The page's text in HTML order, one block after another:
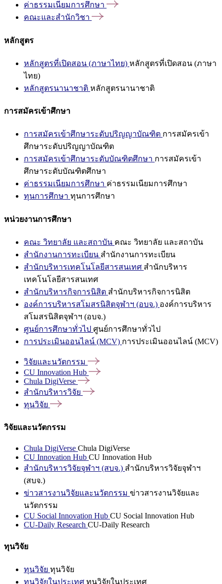
ค่าธรรมเนียมการศึกษา
คณะและสำนักวิชา
หลักสูตร
หลักสูตรที่เปิดสอน (ภาษาไทย) หลักสูตรที่เปิดสอน (ภาษา
ไทย)
หลักสูตรนานาชาติ หลักสูตรนานาชาติ
การสมัครเข้าศึกษา
การสมัครเข้าศึกษาระดับปริญญาบัณฑิต การสมัครเข้า
ศึกษาระดับปริญญาบัณฑิต
การสมัครเข้าศึกษาระดับบัณฑิตศึกษา การสมัครเข้า
ศึกษาระดับบัณฑิตศึกษา
ค่าธรรมเนียมการศึกษา ค่าธรรมเนียมการศึกษา
ทุนการศึกษา ทุนการศึกษา
หน่วยงานการศึกษา
คณะ วิทยาลัย และสถาบัน คณะ วิทยาลัย และสถาบัน
สำนักงานการทะเบียน สำนักงานการทะเบียน
สำนักบริหารเทคโนโลยีสารสนเทศ สำนักบริหาร
เทคโนโลยีสารสนเทศ
สำนักบริหารกิจการนิสิต สำนักบริหารกิจการนิสิต
องค์การบริหารสโมสรนิสิตจุฬาฯ (อบจ.) องค์การบริหาร
สโมสรนิสิตจุฬาฯ (อบจ.)
ศูนย์การศึกษาทั่วไป ศูนย์การศึกษาทั่วไป
การประเมินออนไลน์ (MCV) การประเมินออนไลน์ (MCV)
วิจัยและนวัตกรรม
CU Innovation Hub
Chula DigiVerse
สำนักบริหารวิจัย
ทุนวิจัย
วิจัยและนวัตกรรม
Chula DigiVerse Chula DigiVerse
CU Innovation Hub CU Innovation Hub
สำนักบริหารวิจัยจุฬาฯ (สบจ.) สำนักบริหารวิจัยจุฬาฯ
(สบจ.)
ข่าวสารงานวิจัยและนวัตกรรม ข่าวสารงานวิจัยและ
นวัตกรรม
CU Social Innovation Hub CU Social Innovation Hub
CU-Daily Research CU-Daily Research
ทุนวิจัย
ทุนวิจัย ทุนวิจัย
ทุนวิจัยในประเทศ ทุนวิจัยในประเทศ